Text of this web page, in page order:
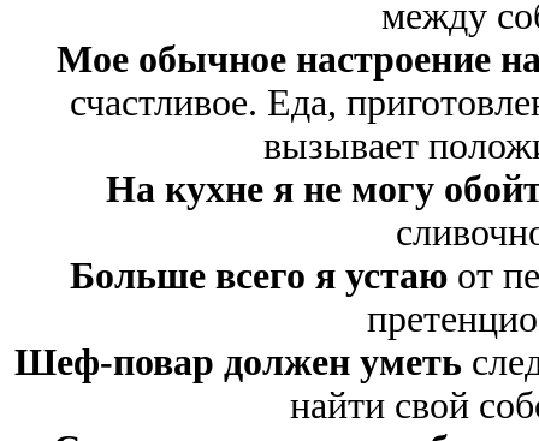
между
Мое обычное настроение
счастливое. Еда,
вызывает
На кухне я не могу
Больше всего я устаю от
Шеф-повар должен уметь
найти свой